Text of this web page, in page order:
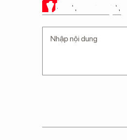
Ý KIẾN CỦA BẠN